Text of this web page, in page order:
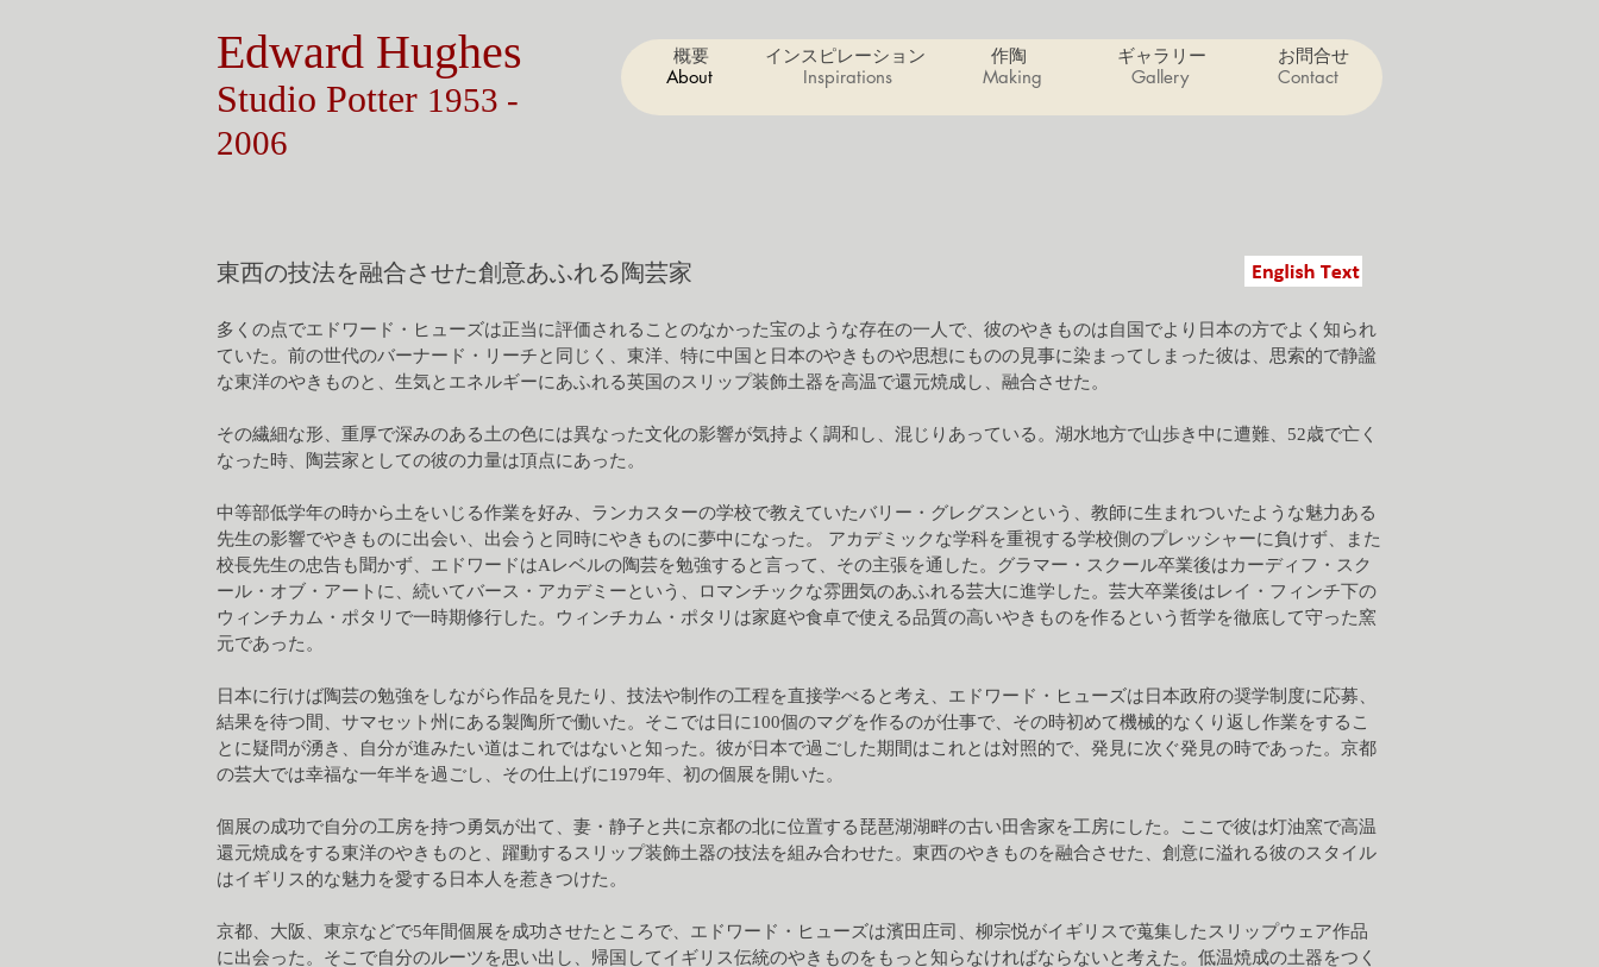
Edward Hughes
Studio Potter 1953 -
2006
About Inspirations Making Gallery Contact
概要 インスピレーション 作陶 ギャラリー お問合せ
東西の技法を融合させた創意あふれる陶芸家
多くの点でエドワード・ヒューズは正当に評価されることのなかった宝のような存在の一人で、彼のやきものは自国でより日本の方でよく知られ
ていた。前の世代のバーナード・リーチと同じく、東洋、特に中国と日本のやきものや思想にものの見事に染まってしまった彼は、思索的で静謐
な東洋のやきものと、生気とエネルギーにあふれる英国のスリップ装飾土器を高温で還元焼成し、融合させた。
その繊細な形、重厚で深みのある土の色には異なった文化の影響が気持よく調和し、混じりあっている。湖水地方で山歩き中に遭難、52歳で亡く
なった時、陶芸家としての彼の力量は頂点にあった。
中等部低学年の時から土をいじる作業を好み、ランカスターの学校で教えていたバリー・グレグスンという、教師に生まれついたような魅力ある
先生の影響でやきものに出会い、出会うと同時にやきものに夢中になった。 アカデミックな学科を重視する学校側のプレッシャーに負けず、また
校長先生の忠告も聞かず、エドワードはAレベルの陶芸を勉強すると言って、その主張を通した。グラマー・スクール卒業後はカーディフ・スク
ール・オブ・アートに、続いてバース・アカデミーという、ロマンチックな雰囲気のあふれる芸大に進学した。芸大卒業後はレイ・フィンチ下の
ウィンチカム・ポタリで一時期修行した。ウィンチカム・ポタリは家庭や食卓で使える品質の高いやきものを作るという哲学を徹底して守った窯
元であった。
日本に行けば陶芸の勉強をしながら作品を見たり、技法や制作の工程を直接学べると考え、エドワード・ヒューズは日本政府の奨学制度に応募、
結果を待つ間、サマセット州にある製陶所で働いた。そこでは日に100個のマグを作るのが仕事で、その時初めて機械的なくり返し作業をするこ
とに疑問が湧き、自分が進みたい道はこれではないと知った。彼が日本で過ごした期間はこれとは対照的で、発見に次ぐ発見の時であった。京都
の芸大では幸福な一年半を過ごし、その仕上げに1979年、初の個展を開いた。
個展の成功で自分の工房を持つ勇気が出て、妻・静子と共に京都の北に位置する琵琶湖湖畔の古い田舎家を工房にした。ここで彼は灯油窯で高温
還元焼成をする東洋のやきものと、躍動するスリップ装飾土器の技法を組み合わせた。東西のやきものを融合させた、創意に溢れる彼のスタイル
はイギリス的な魅力を愛する日本人を惹きつけた。
京都、大阪、東京などで5年間個展を成功させたところで、エドワード・ヒューズは濱田庄司、柳宗悦がイギリスで蒐集したスリップウェア作品
に出会った。そこで自分のルーツを思い出し、帰国してイギリス伝統のやきものをもっと知らなければならないと考えた。低温焼成の土器をつく